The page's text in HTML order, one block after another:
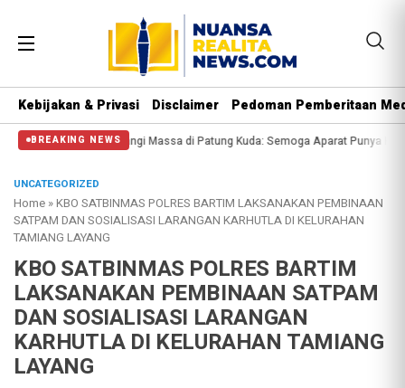
Kebijakan & Privasi Disclaimer Pedoman Pemberitaan
BREAKING NEWS
Halangi Massa di Patung Kuda: Semoga Aparat Punya Hati Nurani
UNCATEGORIZED
Home »KBO SATBINMAS POLRES BARTIM LAKSANAKAN PEMBINAAN
SATPAM DAN SOSIALISASI LARANGAN KARHUTLA DI KELURAHAN
TAMIANG LAYANG
KBO SATBINMAS POLRES BARTIM
LAKSANAKAN PEMBINAAN SATPAM
DAN SOSIALISASI LARANGAN
KARHUTLA DI KELURAHAN TAMIANG
LAYANG